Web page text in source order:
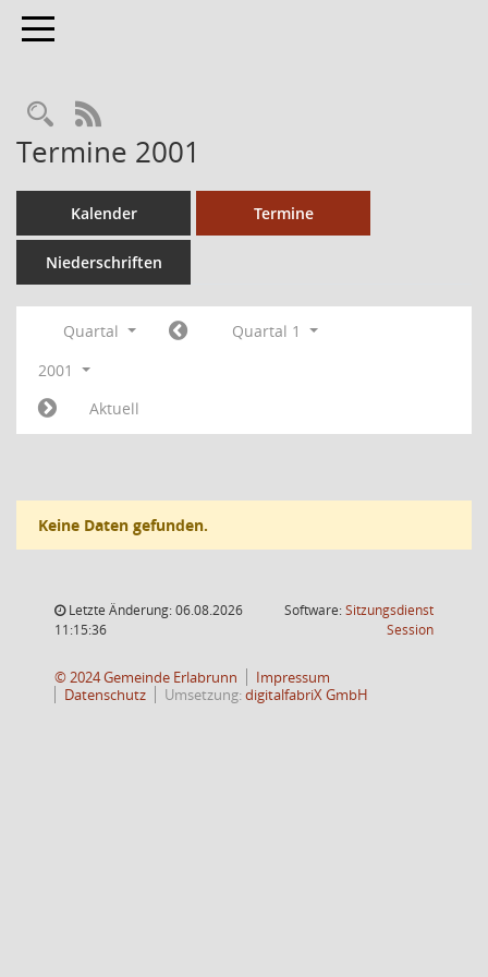
Toggle navigation
RSS-Feed
Termine 2001
Kalender Termine
Niederschriften
Quartal
Quartal 1
2001
Aktuell
Keine Daten gefunden.
Letzte Änderung: 06.08.2026
11:15:36
Software:Sitzungsdienst
Session(Wird in
© 2024 Gemeinde Erlabrunn
Impressum
Datenschutz
Umsetzung:digitalfabriX GmbH